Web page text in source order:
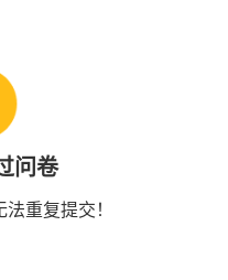
问卷
重复提交！